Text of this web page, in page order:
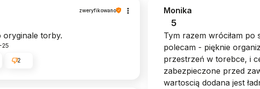
zweryfikowano
oryginale torby.
2
Monika
5
Tym razem wróciłam po
polecam - pięknie
przestrzeń w torebce, i
zabezpieczone przed
wartoscią dodana jest